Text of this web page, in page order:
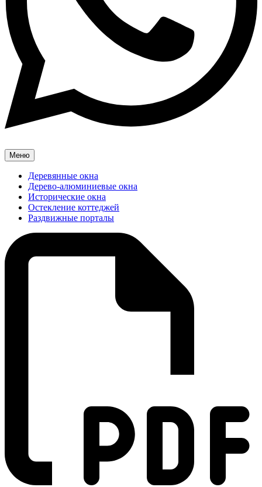
Меню
Деревянные окна
Дерево-алюминиевые окна
Исторические окна
Остекление коттеджей
Раздвижные порталы